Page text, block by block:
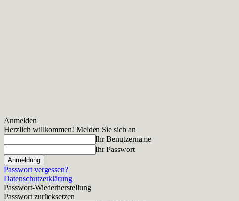
Anmelden
Herzlich willkommen! Melden Sie sich an
Ihr Benutzername
Ihr Passwort
Passwort vergessen?
Datenschutzerklärung
Passwort-Wiederherstellung
Passwort zurücksetzen